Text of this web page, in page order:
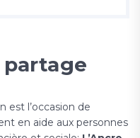
est l’occasion de
en aide aux personnes